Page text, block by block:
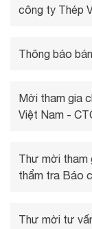
công ty Thép
Thông báo
Mời tham gia
Việt Nam -
Thư mời tham
thẩm tra Báo
Thư mời tư